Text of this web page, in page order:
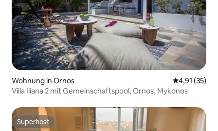
Wohnung in Ornos
4,91 (35)
Villa Iliana 2 mit Gemeinschaftspool, Ornos, Mykonos
Superhost
Superhost